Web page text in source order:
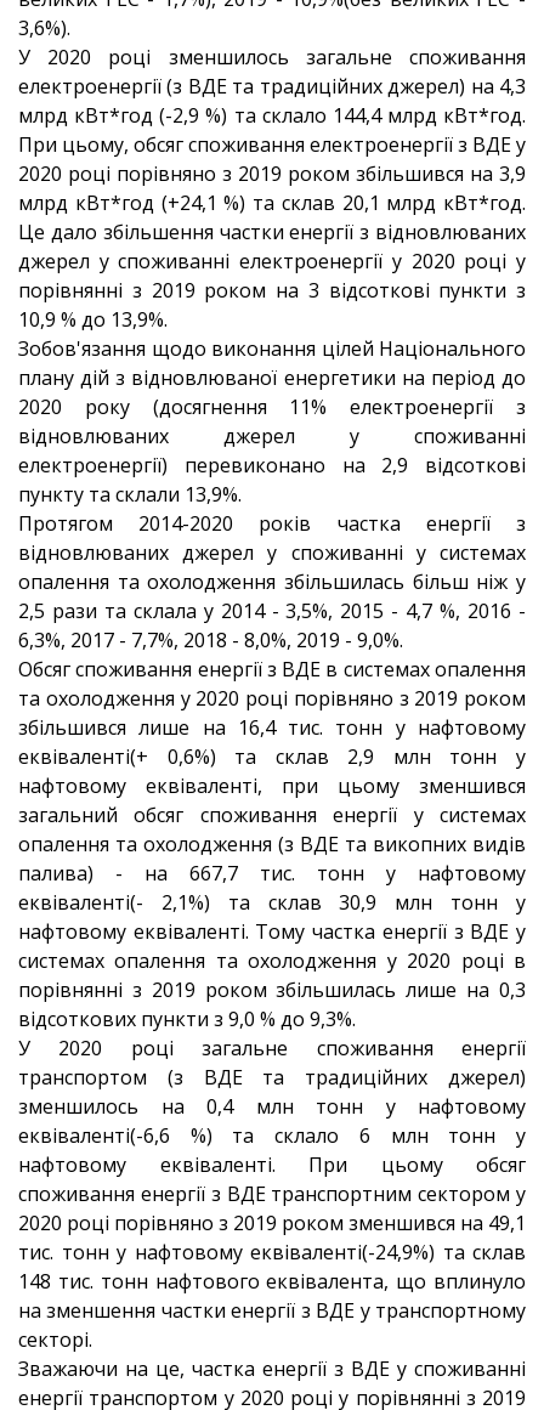
3,6%).
У 2020 році зменшилось загальне споживання
електроенергії (з ВДЕ та традиційних джерел) на 4,3
млрд кВт*год (-2,9 %) та склало 144,4 млрд кВт*год.
При цьому, обсяг споживання електроенергії з ВДЕ у
2020 році порівняно з 2019 роком збільшився на 3,9
млрд кВт*год (+24,1 %) та склав 20,1 млрд кВт*год.
Це дало збільшення частки енергії з відновлюваних
джерел у споживанні електроенергії у 2020 році у
порівнянні з 2019 роком на 3 відсоткові пункти з
10,9 % до 13,9%.
Зобов'язання щодо виконання цілей Національного
плану дій з відновлюваної енергетики на період до
2020 року (досягнення 11% електроенергії з
відновлюваних джерел у споживанні
електроенергії) перевиконано на 2,9 відсоткові
пункту та склали 13,9%.
Протягом 2014-2020 років частка енергії з
відновлюваних джерел у споживанні у системах
опалення та охолодження збільшилась більш ніж у
2,5 рази та склала у 2014 - 3,5%, 2015 - 4,7 %, 2016 -
6,3%, 2017 - 7,7%, 2018 - 8,0%, 2019 - 9,0%.
Обсяг споживання енергії з ВДЕ в системах опалення
та охолодження у 2020 році порівняно з 2019 роком
збільшився лише на 16,4 тис. тонн у нафтовому
еквіваленті(+ 0,6%) та склав 2,9 млн тонн у
нафтовому еквіваленті, при цьому зменшився
загальний обсяг споживання енергії у системах
опалення та охолодження (з ВДЕ та викопних видів
палива) - на 667,7 тис. тонн у нафтовому
еквіваленті(- 2,1%) та склав 30,9 млн тонн у
нафтовому еквіваленті. Тому частка енергії з ВДЕ у
системах опалення та охолодження у 2020 році в
порівнянні з 2019 роком збільшилась лише на 0,3
відсоткових пункти з 9,0 % до 9,3%.
У 2020 році загальне споживання енергії
транспортом (з ВДЕ та традиційних джерел)
зменшилось на 0,4 млн тонн у нафтовому
еквіваленті(-6,6 %) та склало 6 млн тонн у
нафтовому еквіваленті. При цьому обсяг
споживання енергії з ВДЕ транспортним сектором у
2020 році порівняно з 2019 роком зменшився на 49,1
тис. тонн у нафтовому еквіваленті(-24,9%) та склав
148 тис. тонн нафтового еквівалента, що вплинуло
на зменшення частки енергії з ВДЕ у транспортному
секторі.
Зважаючи на це, частка енергії з ВДЕ у споживанні
енергії транспортом у 2020 році у порівнянні з 2019